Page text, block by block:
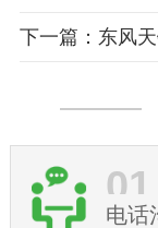
下一篇：东风
01
电话